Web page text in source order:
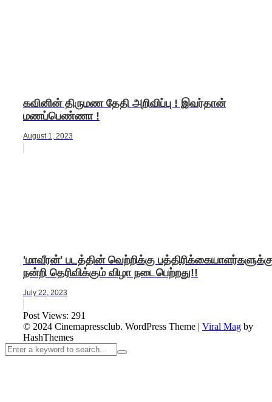
கவினின் திருமண தேதி அறிவிப்பு ! இவர்தான்
மணப்பெண்ணா !
August 1, 2023
'மாவீரன்' படத்தின் வெற்றிக்கு
நன்றி தெரிவிக்கும் விழா நடைபெற்றது!!
July 22, 2023
Post Views: 291
© 2024 Cinemapressclub. WordPress Theme | Viral Mag by
HashThemes